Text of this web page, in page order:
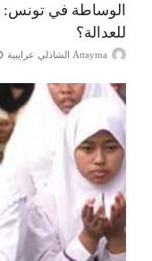
الوساطة في
للعدالة؟
Attayma الشاذلي عرايبية